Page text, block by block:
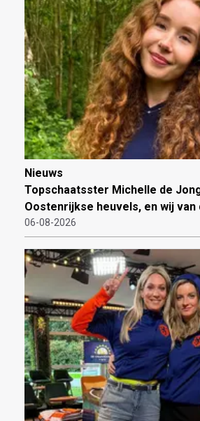
Nieuws
Topschaatsster Michelle de
Oostenrijkse heuvels, en wij van
06-08-2026